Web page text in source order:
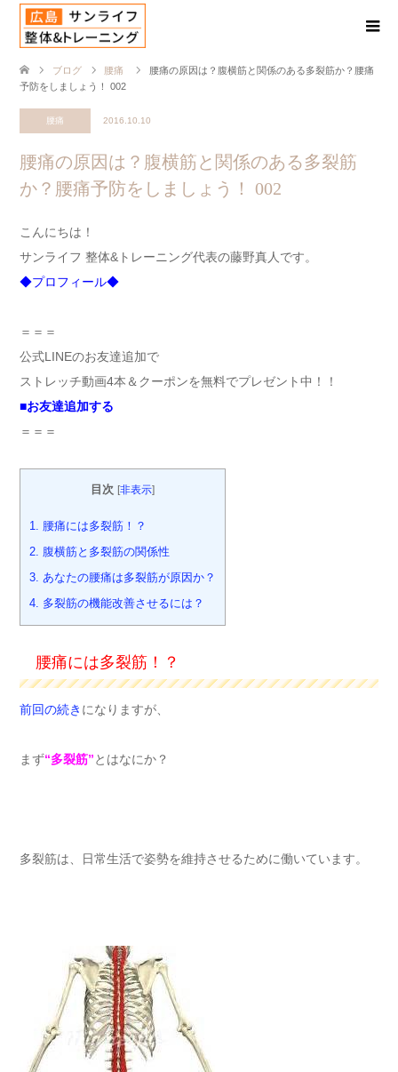
ブログ 腰痛
腰痛の原因は？腹横筋と関係のある多裂筋か？腰痛
予防をしましょう！ 002
腰痛 2016.10.10
腰痛の原因は？腹横筋と関係のある多裂筋
か？腰痛予防をしましょう！ 002
こんにちは！
サンライフ 整体&トレーニング代表の藤野真人です。
◆プロフィール◆
＝＝＝
公式LINEのお友達追加で
ストレッチ動画4本＆クーポンを無料でプレゼント中！！
■お友達追加する
＝＝＝
目次 [非表示]
1.
腰痛には多裂筋！？
2. 腹横筋と多裂筋の関係性
3. あなたの腰痛は多裂筋が原因か？
4. 多裂筋の機能改善させるには？
腰痛には多裂筋！？
前回の続き になりますが、
まず“多裂筋”とはなにか？
多裂筋は、日常生活で姿勢を維持させるために働いています。